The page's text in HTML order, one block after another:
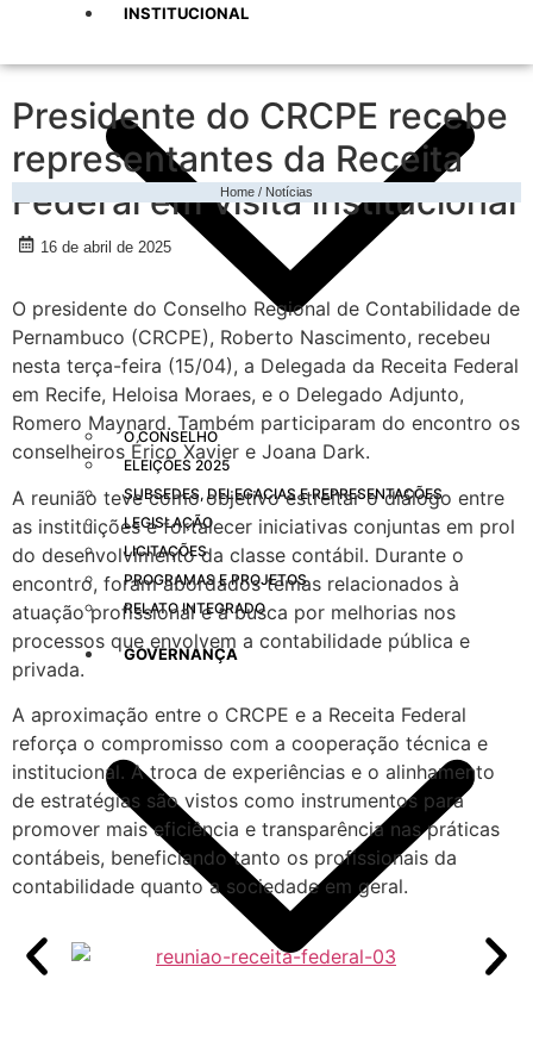
INSTITUCIONAL
O CONSELHO
ELEIÇÕES 2025
SUBSEDES, DELEGACIAS E REPRESENTAÇÕES
LEGISLAÇÃO
LICITAÇÕES
PROGRAMAS E PROJETOS
RELATO INTEGRADO
GOVERNANÇA
Presidente do CRCPE recebe
representantes da Receita
Federal em visita institucional
Home / Notícias
16 de abril de 2025
O presidente do Conselho Regional de Contabilidade de
Pernambuco (CRCPE), Roberto Nascimento, recebeu
nesta terça-feira (15/04), a Delegada da Receita Federal
em Recife, Heloisa Moraes, e o Delegado Adjunto,
Romero Maynard. Também participaram do encontro os
conselheiros Érico Xavier e Joana Dark.
A reunião teve como objetivo estreitar o diálogo entre
as instituições e fortalecer iniciativas conjuntas em prol
do desenvolvimento da classe contábil. Durante o
encontro, foram abordados temas relacionados à
atuação profissional e à busca por melhorias nos
processos que envolvem a contabilidade pública e
privada.
A aproximação entre o CRCPE e a Receita Federal
reforça o compromisso com a cooperação técnica e
institucional. A troca de experiências e o alinhamento
de estratégias são vistos como instrumentos para
promover mais eficiência e transparência nas práticas
contábeis, beneficiando tanto os profissionais da
contabilidade quanto a sociedade em geral.